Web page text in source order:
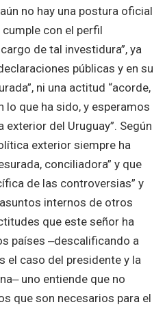
no hay una postura oficial
cumple con el perfil
de tal investidura”, ya
públicas y en su
ni una actitud “acorde,
lo que ha sido, y esperamos
del Uruguay”. Según
exterior siempre ha
conciliadora” y que
de las controversias” y
internos de otros
que este señor ha
países ‒descalificando a
el caso del presidente y la
uno entiende que no
que son necesarios para el